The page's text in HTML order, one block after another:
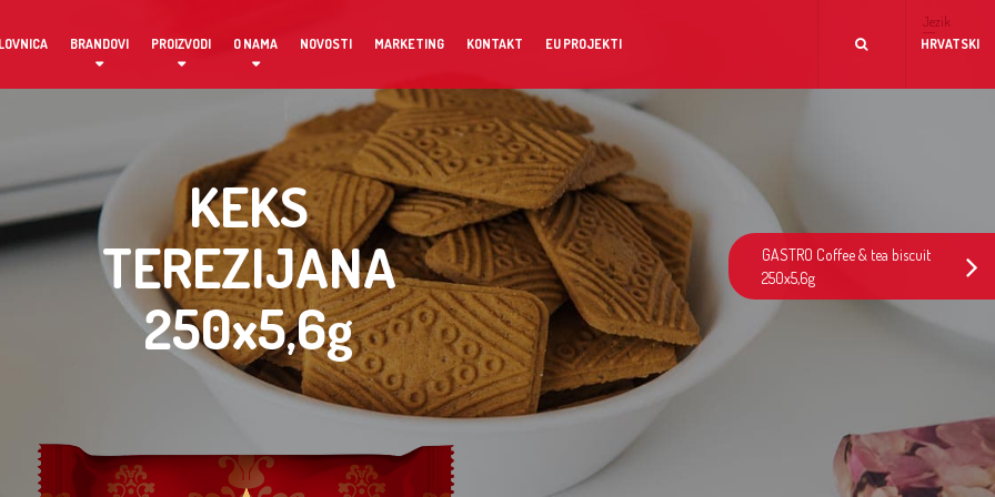
BRANDOVI PROIZVODI O NAMA NOVOSTI MARKETING KONTAKT EU PROJEKTI
Jezik
HRVATSKI
KEKS
TEREZIJANA
250x5,6g